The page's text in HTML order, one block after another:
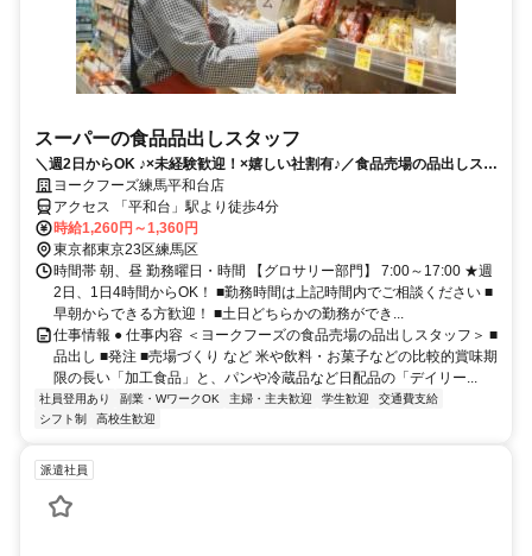
スーパーの食品品出しスタッフ
＼週2日からOK ♪×未経験歓迎！×嬉しい社割有♪／食品売場の品出しスタ
ッフ募集！
ヨークフーズ練馬平和台店
アクセス 「平和台」駅より徒歩4分
時給1,260円～1,360円
東京都東京23区練馬区
時間帯 朝、昼 勤務曜日・時間 【グロサリー部門】 7:00～17:00 ★週
2日、1日4時間からOK！ ■勤務時間は上記時間内でご相談ください ■
早朝からできる方歓迎！ ■土日どちらかの勤務ができ...
仕事情報 ● 仕事内容 ＜ヨークフーズの食品売場の品出しスタッフ＞ ■
品出し ■発注 ■売場づくり など 米や飲料・お菓子などの比較的賞味期
限の長い「加工食品」と、パンや冷蔵品など日配品の「デイリー...
社員登用あり 副業・WワークOK 主婦・主夫歓迎 学生歓迎
交通費支給
シフト制
高校生歓迎
派遣社員